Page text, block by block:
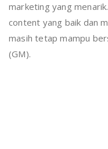
marketing yang
content yang baik dan
masih tetap mampu
(GM).